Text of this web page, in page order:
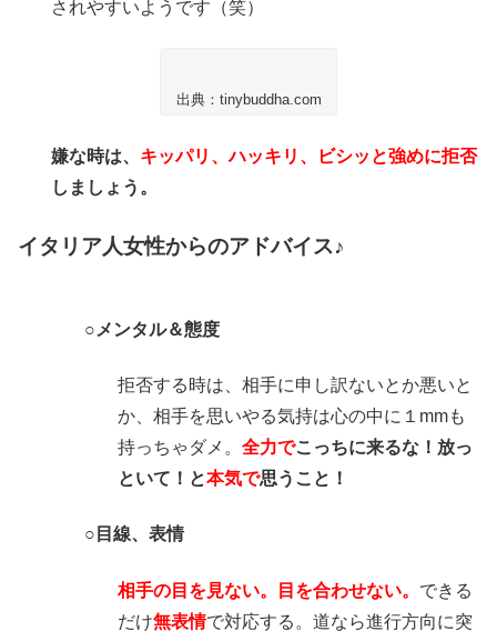
されやすいようです（笑）
出典：tinybuddha.com
嫌な時は、 キッパリ、ハッキリ、ビシッと強めに拒否
しましょう。
イタリア人女性からのアドバイス♪
○メンタル＆態度
拒否する時は、相手に申し訳ないとか悪いと
か、相手を思いやる気持は心の中に１mmも
持っちゃダメ。 全力でこっちに来るな！放っ
といて！と本気で思うこと！
○目線、表情
相手の目を見ない。目を合わせない。 できる
だけ無表情で対応する。道なら進行方向に突